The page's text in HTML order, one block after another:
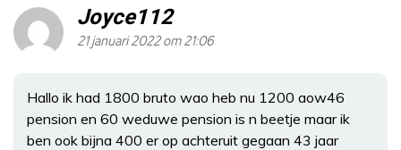
Joyce112
21 januari 2022 om 21:06
Hallo ik had 1800 bruto wao heb nu 1200 aow46
pension en 60 weduwe pension is n beetje maar ik
ben ook bijna 400 er op achteruit gegaan 43 jaar